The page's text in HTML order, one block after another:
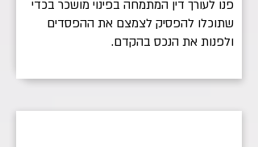
פנו לעורך דין המתמחה בפינוי מושכר בכדי
שתוכלו להפסיק לצמצם את ההפסדים
ולפנות את הנכס בהקדם.